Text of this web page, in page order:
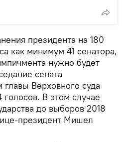
президента на 180
как минимум 41 сенатора,
нужно будет
сената
главы Верховного суда
В этом случае
до выборов 2018
президент Мишел